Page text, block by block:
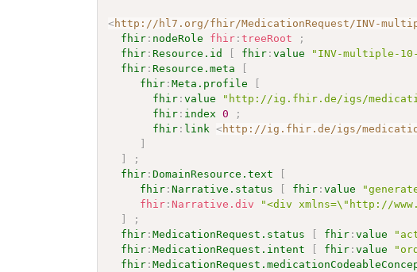
<http://hl7.org/fhir/MedicationRequest/INV-
fhir : nodeRole fhir :treeRoot
;
fhir : Resource.id [ fhir :value "INV-multiple-10-
fhir : Resource.meta
[
fhir :Meta.profile
[
fhir :value "http://ig.fhir.de/igs/
fhir : index 0
;
fhir : link <http://ig.fhir.de/igs/
]
]
;
fhir :DomainResource.text
[
fhir :Narrative.status [ fhir :value
fhir : Narrative.div
"<div xmlns=\"http://
]
;
fhir :MedicationRequest.status [ fhir :value
fhir :MedicationRequest.intent [ fhir :value
fhir :